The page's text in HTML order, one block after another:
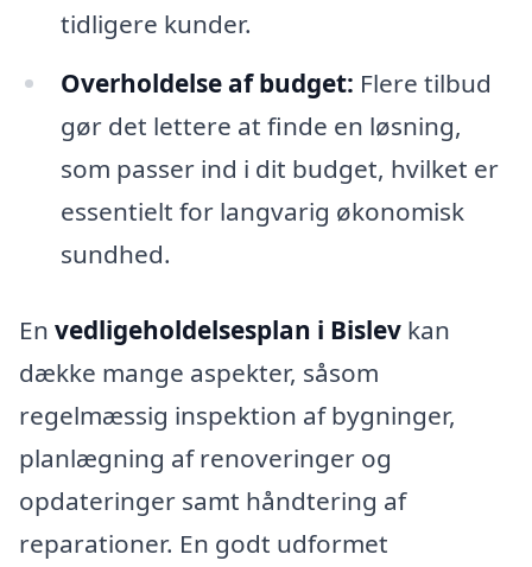
tidligere kunder.
Overholdelse af budget: Flere tilbud
gør det lettere at finde en løsning,
som passer ind i dit budget, hvilket er
essentielt for langvarig økonomisk
sundhed.
En vedligeholdelsesplan i Bislev kan
dække mange aspekter, såsom
regelmæssig inspektion af bygninger,
planlægning af renoveringer og
opdateringer samt håndtering af
reparationer. En godt udformet